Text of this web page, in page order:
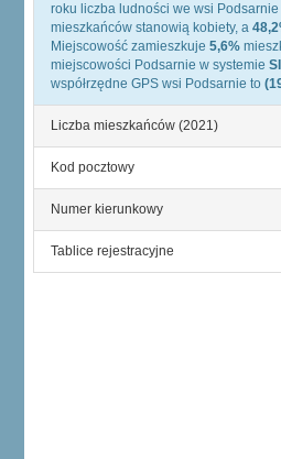
roku liczba ludności we wsi Podsarnie
mieszkańców stanowią kobiety, a
Miejscowość zamieszkuje 5,6%
miejscowości Podsarnie w systemie
współrzędne GPS wsi Podsarnie to
Liczba mieszkańców (2021)
Kod pocztowy
Numer kierunkowy
Tablice rejestracyjne